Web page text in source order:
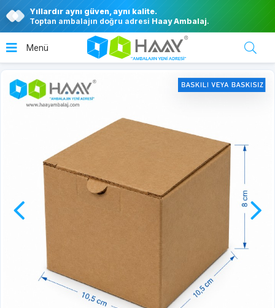
Yıllardır aynı güven, aynı kalite.
Toptan ambalajın doğru adresi Haay Ambalaj.